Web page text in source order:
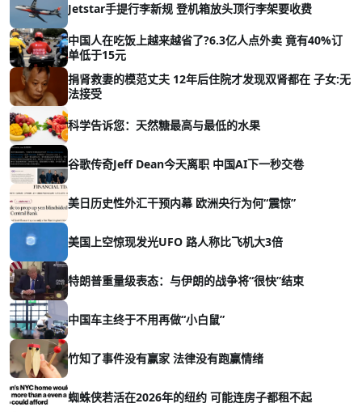
Jetstar手提行李新规 登机箱放头顶行李架要收费
中国人在吃饭上越来越省了?6.3亿人点外卖 竟有40%订
单低于15元
捐肾救妻的模范丈夫 12年后住院才发现双肾都在 子女:无
法接受
科学告诉您：天然糖最高与最低的水果
谷歌传奇Jeff Dean今天离职 中国AI下一秒交卷
美日历史性外汇干预内幕 欧洲央行为何“震惊”
美国上空惊现发光UFO 路人称比飞机大3倍
特朗普重量级表态：与伊朗的战争将“很快”结束
中国车主终于不用再做“小白鼠”
竹知了事件没有赢家 法律没有跑赢情绪
蜘蛛侠若活在2026年的纽约 可能连房子都租不起